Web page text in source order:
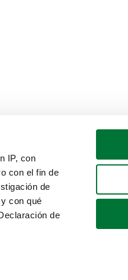
IP, con
con el fin de
de
con qué
de